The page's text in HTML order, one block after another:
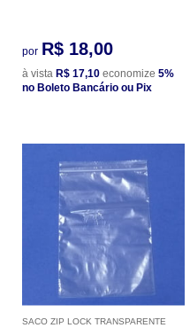
por R$ 18,00
à vista R$ 17,10 economize 5%
no Boleto Bancário ou Pix
SACO ZIP LOCK TRANSPARENTE